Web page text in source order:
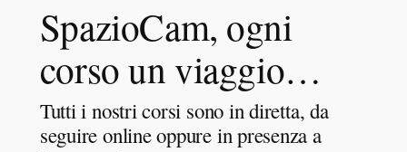
SpazioCam, ogni
corso un viaggio…
Tutti i nostri corsi sono in diretta, da
seguire online oppure in presenza a